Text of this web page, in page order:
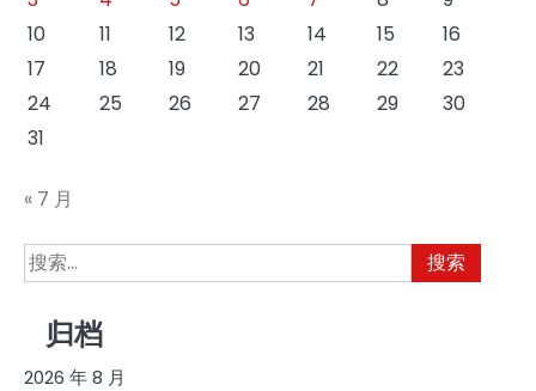
10
11 12 13 14 15
16
17
18 19 20 21 22
23
24
25 26 27 28 29
30
31
« 7 月
搜
索：
归档
2026 年 8 月